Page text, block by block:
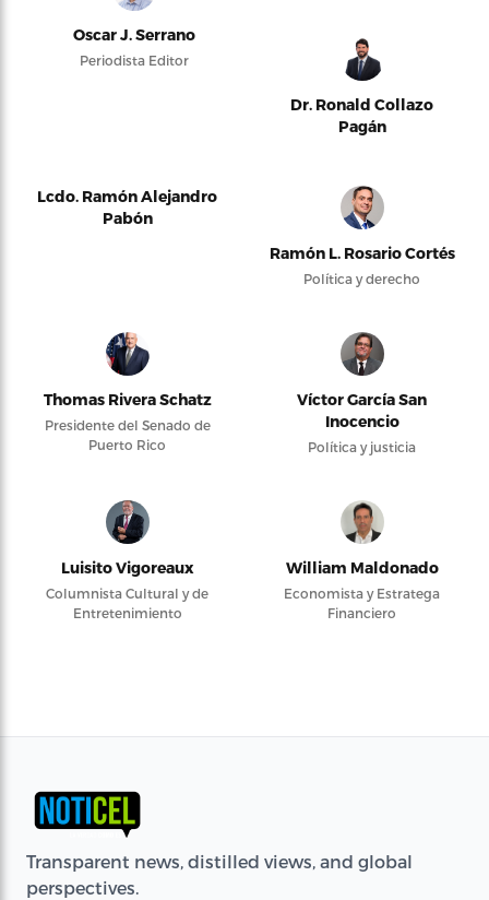
Oscar J. Serrano
Periodista Editor
Dr. Ronald Collazo
Pagán
Lcdo. Ramón Alejandro
Pabón
Ramón L. Rosario Cortés
Política y derecho
Thomas Rivera Schatz
Presidente del Senado de
Puerto Rico
Víctor García San
Inocencio
Política y justicia
Luisito Vigoreaux
Columnista Cultural y de
Entretenimiento
William Maldonado
Economista y Estratega
Financiero
Transparent news, distilled views, and global
perspectives.